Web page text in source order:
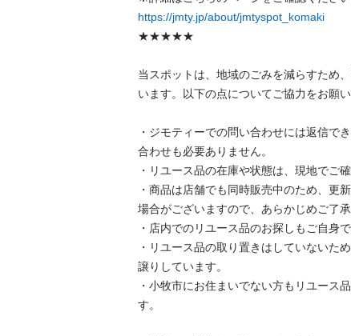
https://jmty.jp/about/jmtyspot_komaki
★★★★★
当スポットは、地域のごみを減らすため
います。以下の点についてご協力をお願い
・ジモティーでの問い合わせには返信で
合わせも必要ありません。
・リユース品の在庫や状態は、現地でご
・商品は店舗でも同時販売中のため、更
場合がございますので、あらかじめご了承
・店内でのリユース品のお探しもご自身
・リユース品の取り置きはしていないた
譲りしています。
・小牧市にお住まいでない方もリユース
す。